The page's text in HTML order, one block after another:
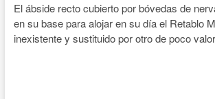
El ábside recto cubierto por bóvedas de
en su base para alojar en su día el Retablo
inexistente y sustituido por otro de poco